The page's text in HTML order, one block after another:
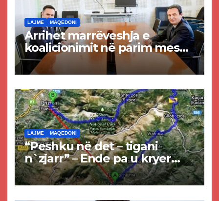
LAJME MAQEDONI
Arrihet marrëveshja e
koalicionimit në parim mes
Kurtit dhe Abdixhikut
LAJME MAQEDONI
“Peshku në det – tigani
n`zjarr” – Ende pa u kryer
projekti i tunelit, komuna e
Tetovës nis punimet për